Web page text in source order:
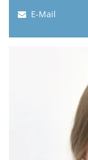
E-Mail